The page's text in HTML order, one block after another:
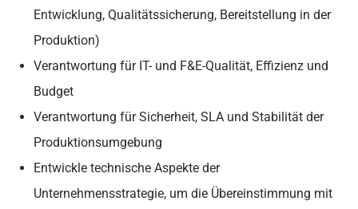
Entwicklung, Qualitätssicherung, Bereitstellung in der
Produktion)
Verantwortung für IT- und F&E-Qualität, Effizienz und
Budget
Verantwortung für Sicherheit, SLA und Stabilität der
Produktionsumgebung
Entwickle technische Aspekte der
Unternehmensstrategie, um die Übereinstimmung mit